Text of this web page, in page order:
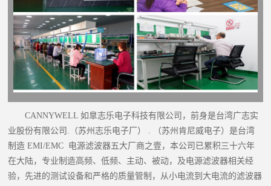
CANNYWELL 如臯志乐电子科技有限公司，前身是台湾广志实
业股份有限公司.（苏州志乐电子厂） . （苏州肯尼威电子）是台湾
制造 EMI/EMC 电源滤波器五大厂商之壹，本公司已累积三十六年
在大陆，专业制造高频、低频、主动、被动，及电源滤波器相关经
验，先进的测试设备和严格的质量管制，从小电流到大电流的滤波器